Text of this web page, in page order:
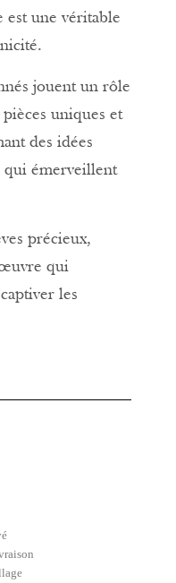
une véritable
jouent un rôle
uniques et
des idées
qui émerveillent
précieux,
qui
les